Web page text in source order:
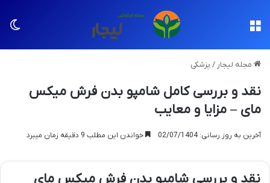
مجله لیجار / پزشکی
نقد و بررسی کامل شامپو بدن فرش میکس
مای – مزایا و معایب
آخرین به روز رسانی: 02/07/1404 خواندن این مطلب 9 دقیقه زمان میبرد
نقد و بررسی شامپو بدن فرش میکس مای